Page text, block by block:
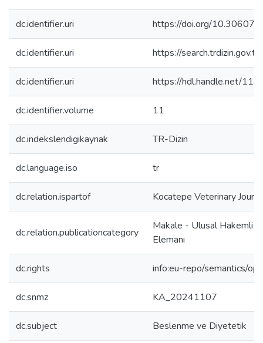
dc.identifier.uri https://doi.org/10.30607/
dc.identifier.uri https://
dc.identifier.uri https://hdl.handle.net/
dc.identifier.volume 11
dc.indekslendigikaynak TR-Dizin
dc.language.iso tr
dc.relation.ispartof Kocatepe Veterinary
dc.relation.publicationcategory
Makale - Ulusal Hakemli
Elemanı
dc.rights info:eu-repo/semantics/
dc.snmz KA_20241107
dc.subject Beslenme ve Diyetetik